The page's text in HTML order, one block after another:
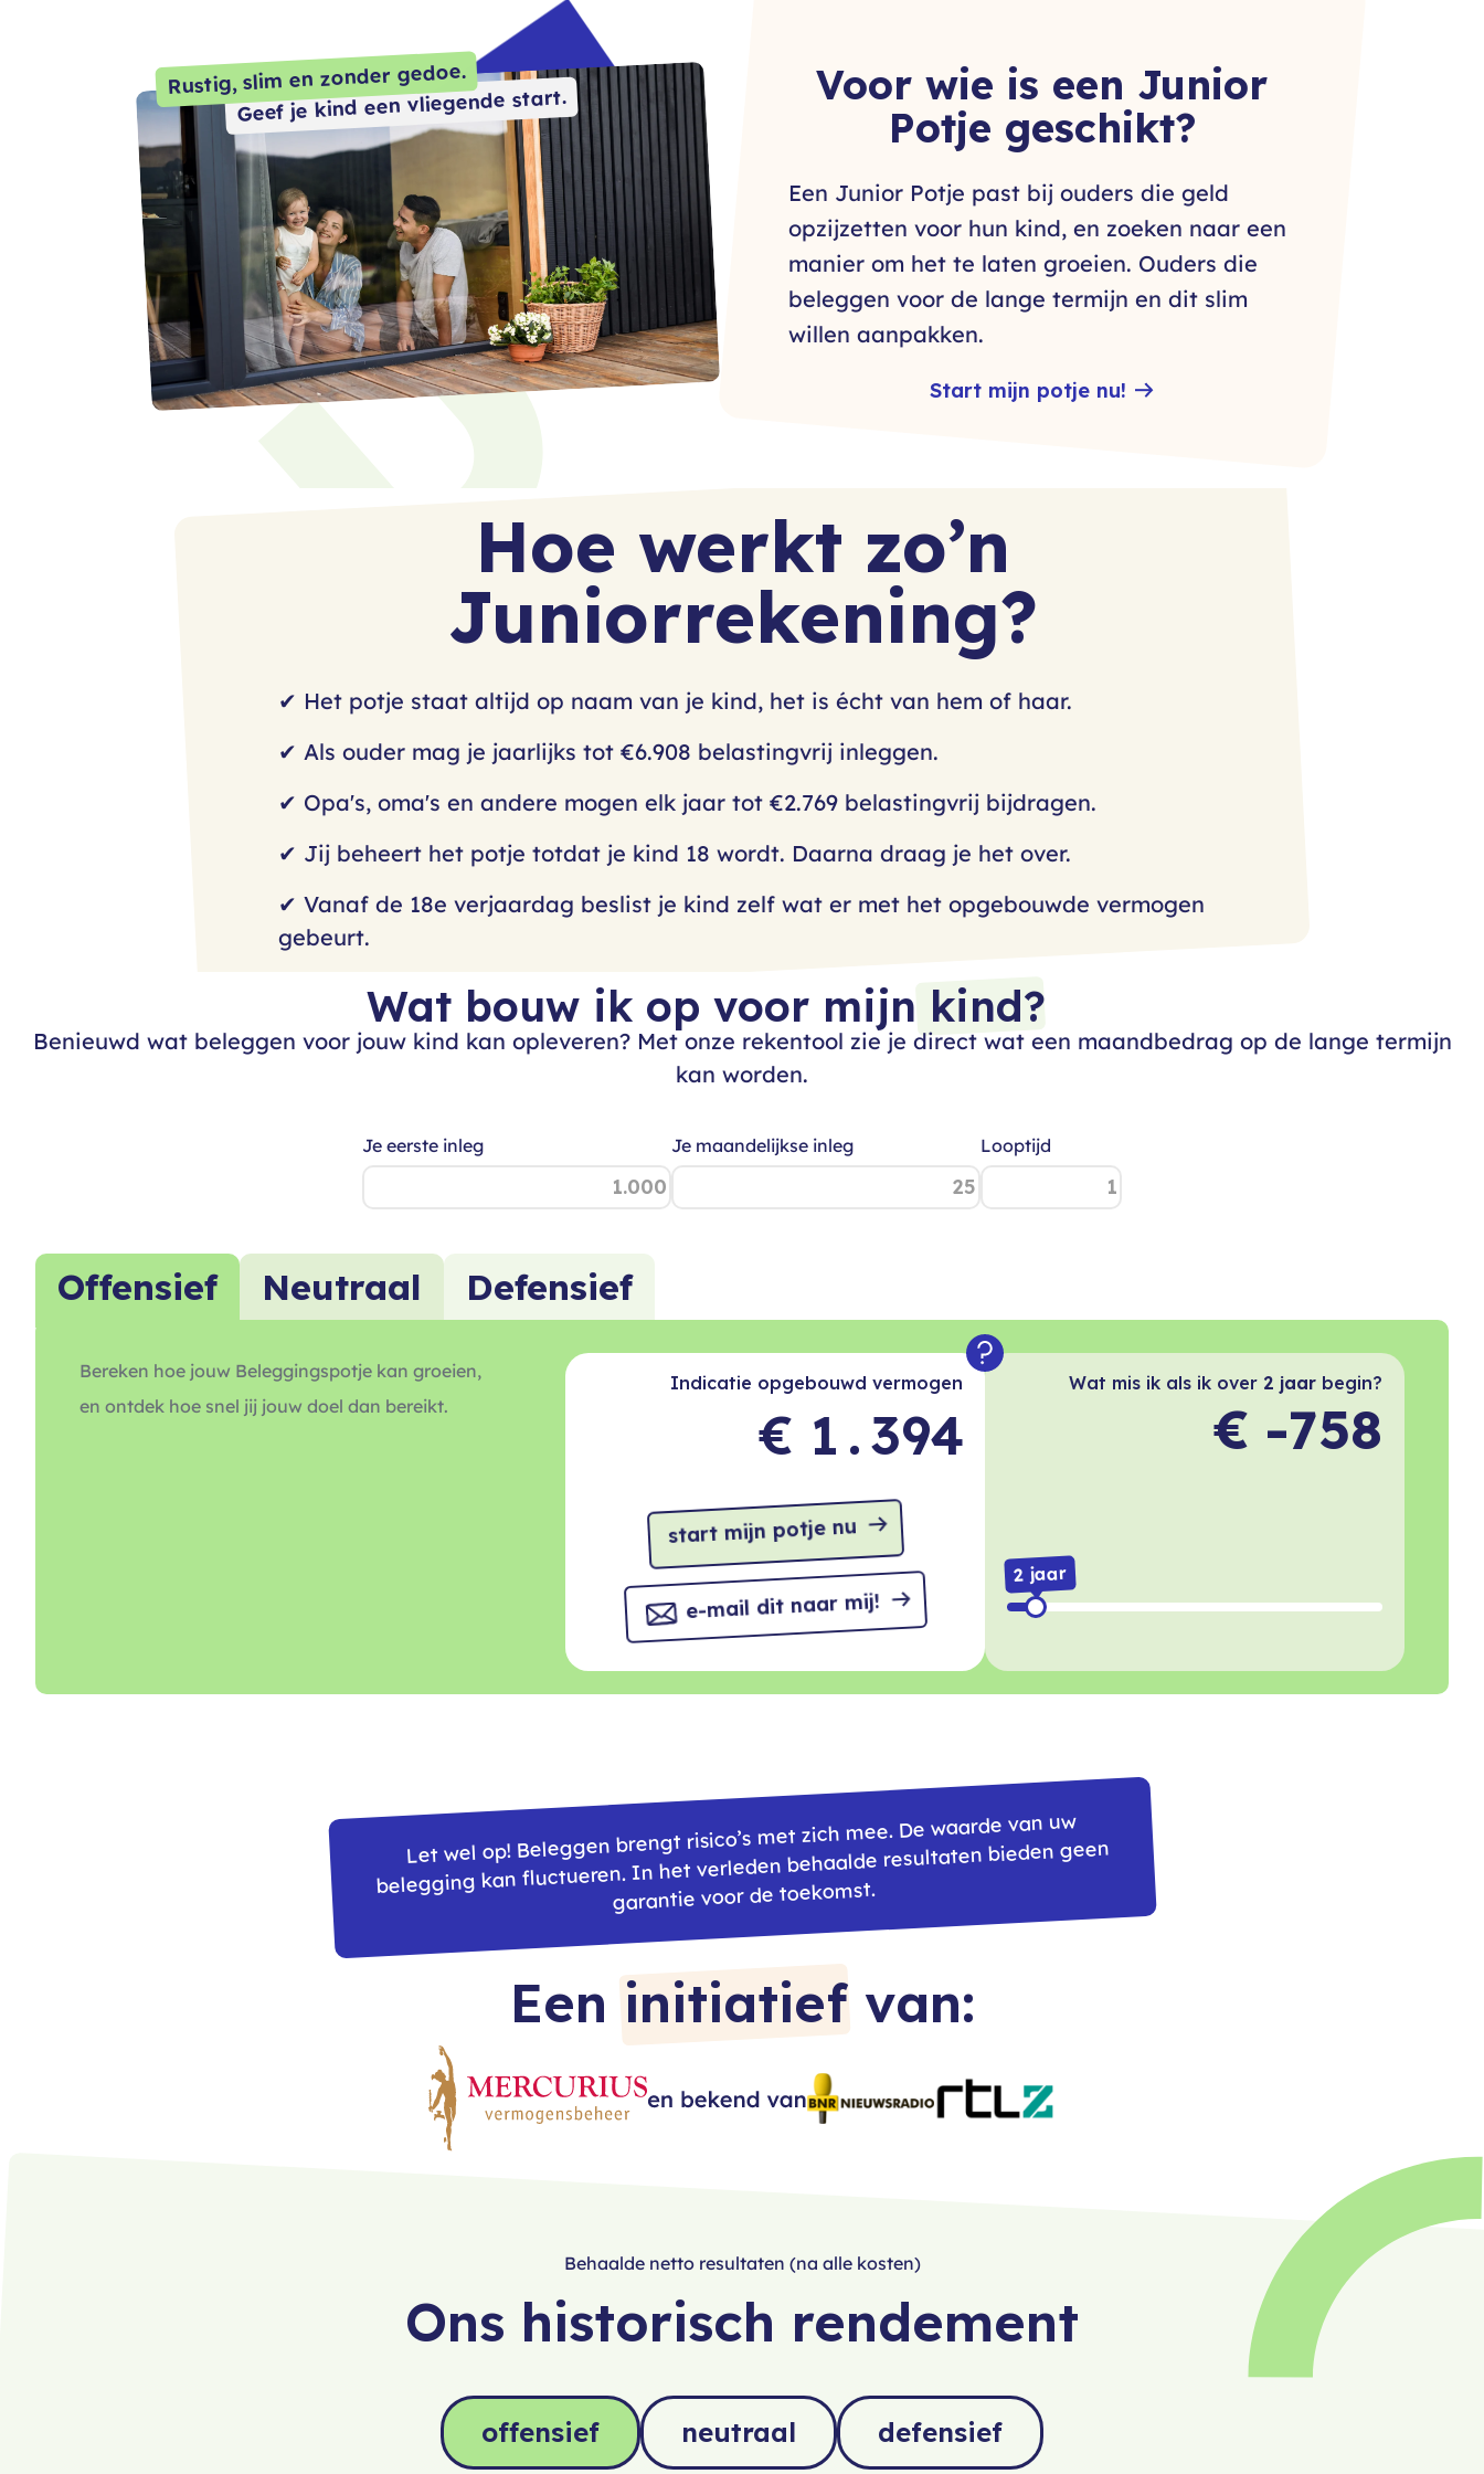
Rustig, slim en zonder gedoe.
Geef je kind een vliegende start.
Voor wie is een Junior
Potje geschikt?
Een Junior Potje past bij ouders die geld
opzijzetten voor hun kind, en zoeken naar een
manier om het te laten groeien. Ouders die
beleggen voor de lange termijn en dit slim
willen aanpakken.
Start mijn potje nu!
Hoe werkt zo’n
Juniorrekening?
✔ Het potje staat altijd op naam van je kind, het is écht van hem of haar.
✔ Als ouder mag je jaarlijks tot €6.908 belastingvrij inleggen.
✔ Opa's, oma's en andere mogen elk jaar tot €2.769 belastingvrij bijdragen.
✔ Jij beheert het potje totdat je kind 18 wordt. Daarna draag je het over.
✔ Vanaf de 18e verjaardag beslist je kind zelf wat er met het opgebouwde vermogen
gebeurt.
Wat bouw ik op voor mijn kind?
Benieuwd wat beleggen voor jouw kind kan opleveren? Met onze rekentool zie je direct wat een maandbedrag op de lange termijn
kan worden.
Je eerste inleg Je maandelijkse inleg Looptijd
Offensief Neutraal Defensief
Bereken hoe jouw Beleggingspotje kan groeien,
en ontdek hoe snel jij jouw doel dan bereikt.
Indicatie opgebouwd vermogen
€
+
0
1
2
3
4
5
6
8
9
.
-
+
0
1
2
4
5
6
7
8
1
2
3
4
5
6
7
8
.
-
+
1
2
7
8
9
.
+
2
3
4
9
start mijn potje nu
e-mail dit naar mij!
Wat mis ik als ik over 2 jaar begin?
€ -758
2 jaar
Let wel op! Beleggen brengt risico’s met zich mee. De waarde van uw
belegging kan fluctueren. In het verleden behaalde resultaten bieden geen
garantie voor de toekomst.
Eeninitiatiefvan:
Behaalde netto resultaten (na alle kosten)
Ons historisch rendement
offensief neutraal defensief